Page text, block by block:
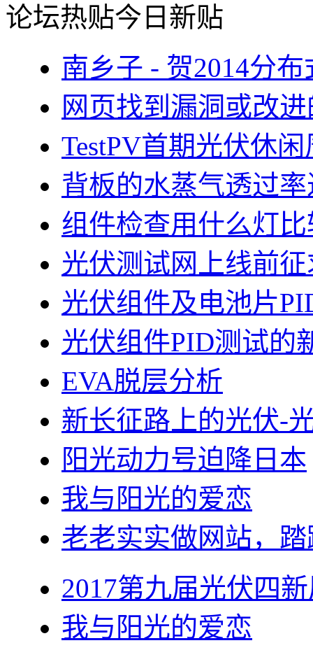
论坛热贴今日新贴
南乡子 - 贺2014分
网页找到漏洞或改
TestPV首期光伏休
背板的水蒸气透过
组件检查用什么灯
光伏测试网上线前
光伏组件及电池片
光伏组件PID测试的
EVA脱层分析
新长征路上的光伏-
阳光动力号迫降日本
我与阳光的爱恋
老老实实做网站，
2017第九届光伏四
我与阳光的爱恋